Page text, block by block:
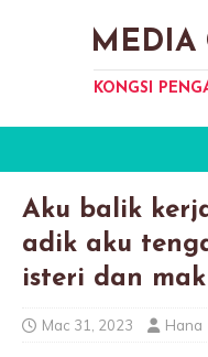
MEDIA
KONGSI
Aku balik
adik aku
isteri dan
Mac 31, 2023 Hana